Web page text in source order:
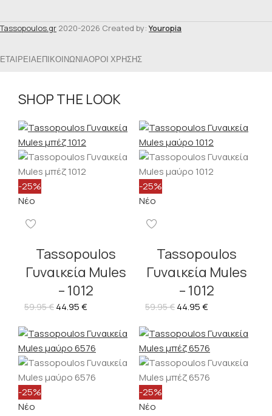
Tassopoulos.gr 2020-2026 Created by:Youropia
ΕΤΑΙΡΕΊΑΕΠΙΚΟΙΝΩΝΊΑΌΡΟΙ ΧΡΉΣΗΣ
SHOP THE LOOK
-25%
Νέο
Tassopoulos
Γυναικεία Mules
– 1012
59.95€ 44.95€
-25%
Νέο
Tassopoulos
Γυναικεία Mules
– 1012
59.95€ 44.95€
-25%
Νέο
-25%
Νέο